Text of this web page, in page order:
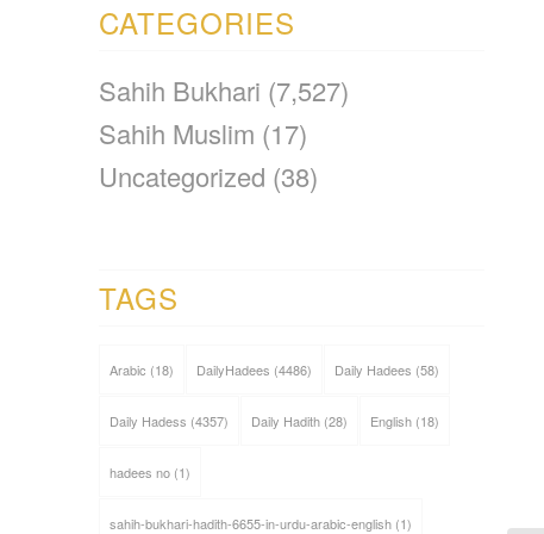
CATEGORIES
Sahih Bukhari (7,527)
Sahih Muslim (17)
Uncategorized (38)
TAGS
Arabic (18) DailyHadees (4486) Daily Hadees (58)
Daily Hadess (4357) Daily Hadith(28) English(18)
hadees no(1)
sahih-bukhari-hadith-6655-in-urdu-arabic-english(1)